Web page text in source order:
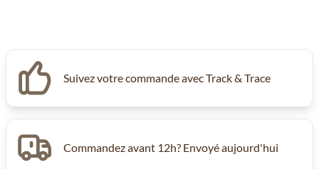
Suivez votre commande avec Track & Trace
Commandez avant 12h? Envoyé aujourd'hui